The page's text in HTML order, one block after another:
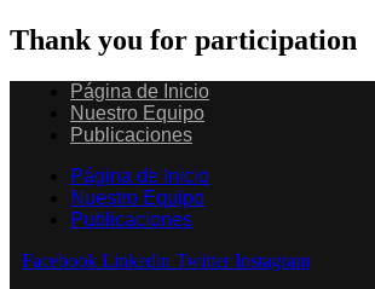
Thank you for participation
Página de Inicio
Nuestro Equipo
Publicaciones
Página de Inicio
Nuestro Equipo
Publicaciones
Facebook Linkedin Twitter Instagram